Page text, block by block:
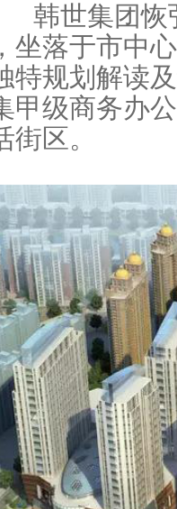
世集团恢弘
坐落于市中
特规划解读
甲级商务办
街区。